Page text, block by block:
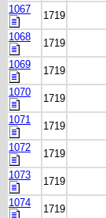
1067
1719
1068
1719
1069
1719
1070
1719
1071
1719
1072
1719
1073
1719
1074
1719